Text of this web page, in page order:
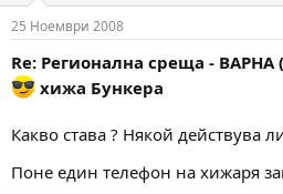
25 Ноември 2008
Re: Регионална среща - ВАРНА
хижа Бункера
Какво става ? Някой действува
Поне един телефон на хижаря